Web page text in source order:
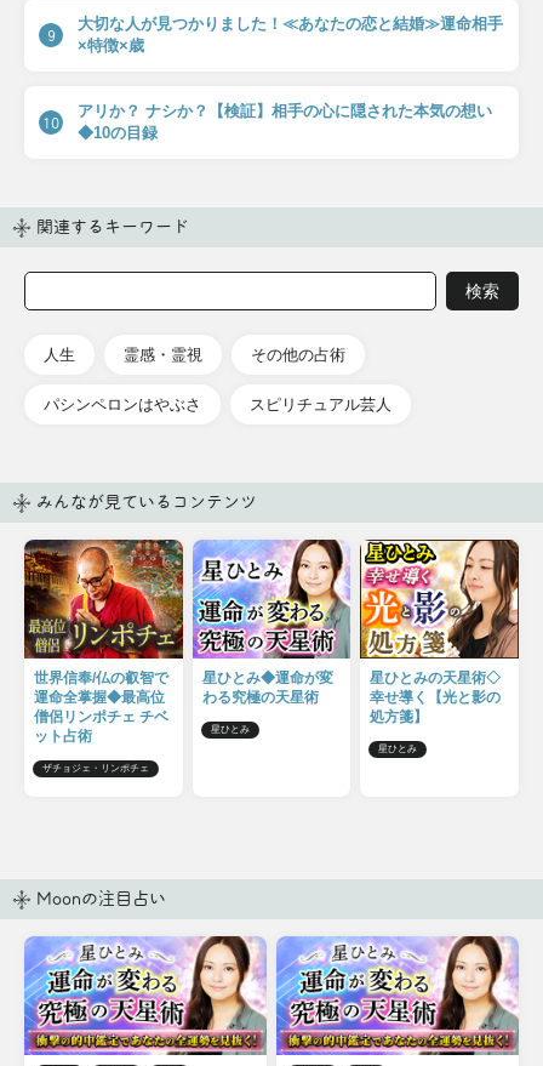
9
大切な人が見つかりました！≪あなたの恋と結婚≫運命相手
×特徴×歳
10
アリか？ ナシか？【検証】相手の心に隠された本気の想い
◆10の目録
関連するキーワード
人生 霊感・霊視 その他の占術
パシンペロンはやぶさ スピリチュアル芸人
みんなが見ているコンテンツ
世界信奉/仏の叡智で
運命全掌握◆最高位
僧侶リンポチェ チベ
ット占術
ザチョジェ・リンポチェ
星ひとみ◆運命が変
わる究極の天星術
星ひとみ
星ひとみの天星術◇
幸せ導く【光と影の
処方箋】
星ひとみ
Moonの注目占い